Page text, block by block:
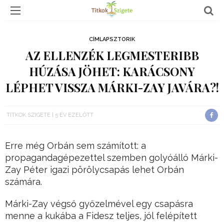
CÍMLAPSZTORIK
AZ ELLENZÉK LEGMESTERIBB
HÚZÁSA JÖHET: KARÁCSONY
LÉPHET VISSZA MÁRKI-ZAY JAVÁRA?!
TITKOK SZIGETE 5 ÉV EZELŐTT
Erre még Orbán sem számított: a
propagandagépezettel szemben golyóálló Márki-
Zay Péter igazi pörölycsapás lehet Orbán
számára.
Márki-Zay végső győzelmével egy csapásra
menne a kukába a Fidesz teljes, jól felépített